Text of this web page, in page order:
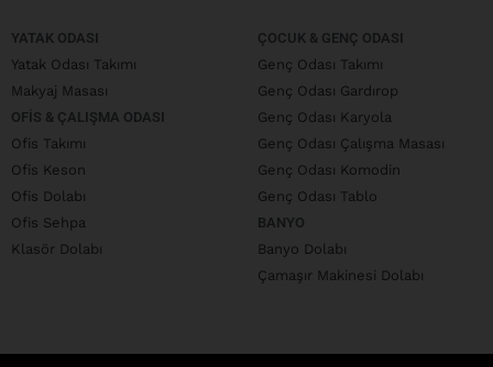
YATAK ODASI
Yatak Odası Takımı
Makyaj Masası
OFIS & ÇALIŞMA ODASI
Ofis Takımı
Ofis Keson
Ofis Dolabı
Ofis Sehpa
Klasör Dolabı
ÇOCUK & GENÇ ODASI
Genç Odası Takımı
Genç Odası Gardırop
Genç Odası Karyola
Genç Odası Çalışma Masası
Genç Odası Komodin
Genç Odası Tablo
BANYO
Banyo Dolabı
Çamaşır Makinesi Dolabı